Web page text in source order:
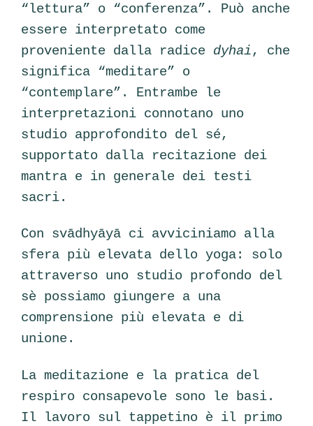
“lettura” o “conferenza”. Può anche
essere interpretato come
proveniente dalla radice dyhai, che
significa “meditare” o
“contemplare”. Entrambe le
interpretazioni connotano uno
studio approfondito del sé,
supportato dalla recitazione dei
mantra e in generale dei testi
sacri.
Con svādhyāyā ci avviciniamo alla
sfera più elevata dello yoga: solo
attraverso uno studio profondo del
sè possiamo giungere a una
comprensione più elevata e di
unione.
La meditazione e la pratica del
respiro consapevole sono le basi.
Il lavoro sul tappetino è il primo